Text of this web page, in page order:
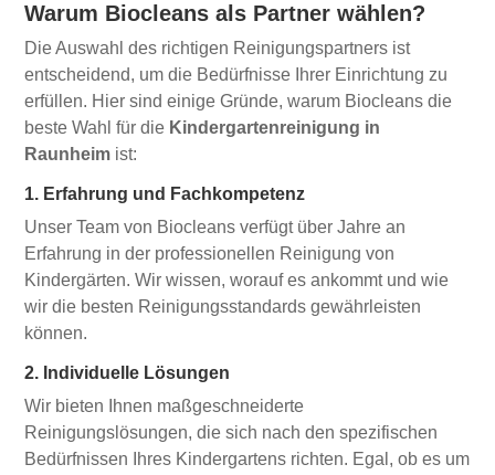
Warum Biocleans als Partner wählen?
Die Auswahl des richtigen Reinigungspartners ist
entscheidend, um die Bedürfnisse Ihrer Einrichtung zu
erfüllen. Hier sind einige Gründe, warum Biocleans die
beste Wahl für die Kindergartenreinigung in
Raunheim ist:
1. Erfahrung und Fachkompetenz
Unser Team von Biocleans verfügt über Jahre an
Erfahrung in der professionellen Reinigung von
Kindergärten. Wir wissen, worauf es ankommt und wie
wir die besten Reinigungsstandards gewährleisten
können.
2. Individuelle Lösungen
Wir bieten Ihnen maßgeschneiderte
Reinigungslösungen, die sich nach den spezifischen
Bedürfnissen Ihres Kindergartens richten. Egal, ob es um